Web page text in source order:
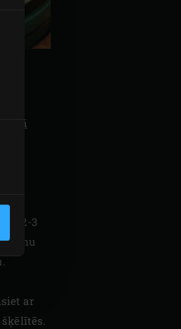
2-3
pienu
ar